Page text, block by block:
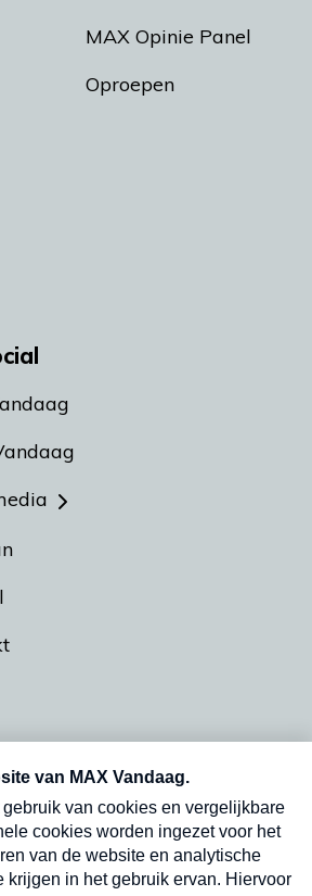
MAX Opinie Panel
Oproepen
en dinsdagochtend in
Verzend